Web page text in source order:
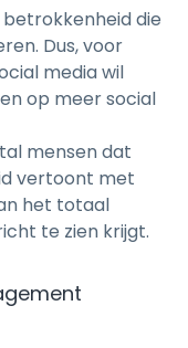
die
Dus, voor
media wil
op meer social
mensen dat
vertoont met
het totaal
te zien krijgt.